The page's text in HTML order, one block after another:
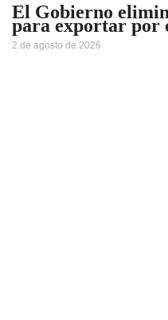
El Gobierno
para exportar por
2 de agosto de 2026